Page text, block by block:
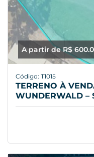
A partir de R$
Código: T1015
TERRENO À
WUNDERWALD –